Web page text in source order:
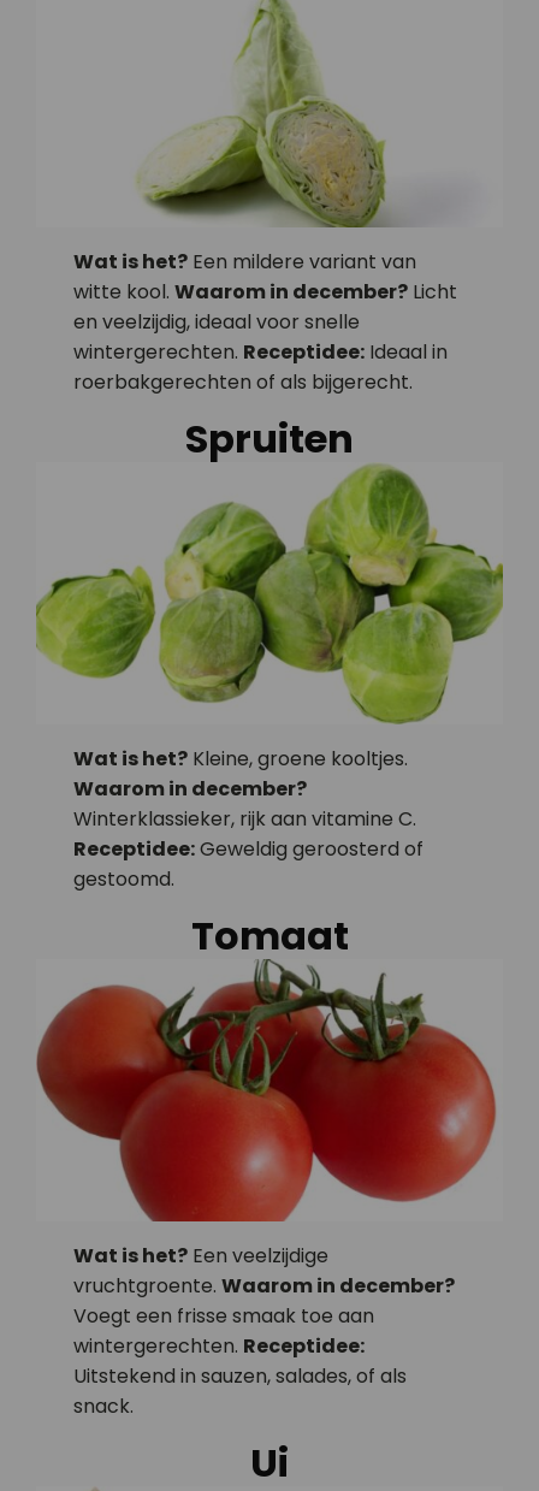
Wat is het? Een mildere variant van
witte kool.Waarom in december? Licht
en veelzijdig, ideaal voor snelle
wintergerechten. Receptidee: Ideaal in
roerbakgerechten of als bijgerecht.
Spruiten
Wat is het? Kleine, groene kooltjes.
Waarom in december?
Winterklassieker, rijk aan vitamine C.
Receptidee:Geweldig geroosterd of
gestoomd.
Tomaat
Wat is het? Een veelzijdige
vruchtgroente.Waarom in december?
Voegt een frisse smaak toe aan
wintergerechten. Receptidee:
Uitstekend in sauzen, salades, of als
snack.
Ui